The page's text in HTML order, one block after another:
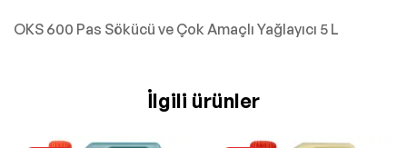
OKS 600 Pas Sökücü ve Çok Amaçlı Yağlayıcı 5 L
İlgili ürünler